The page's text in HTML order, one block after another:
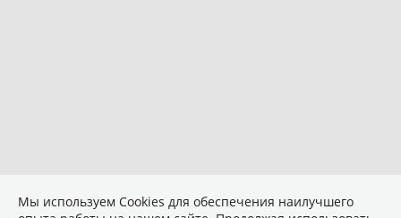
Мы используем Сookies для обеспечения наилучшего